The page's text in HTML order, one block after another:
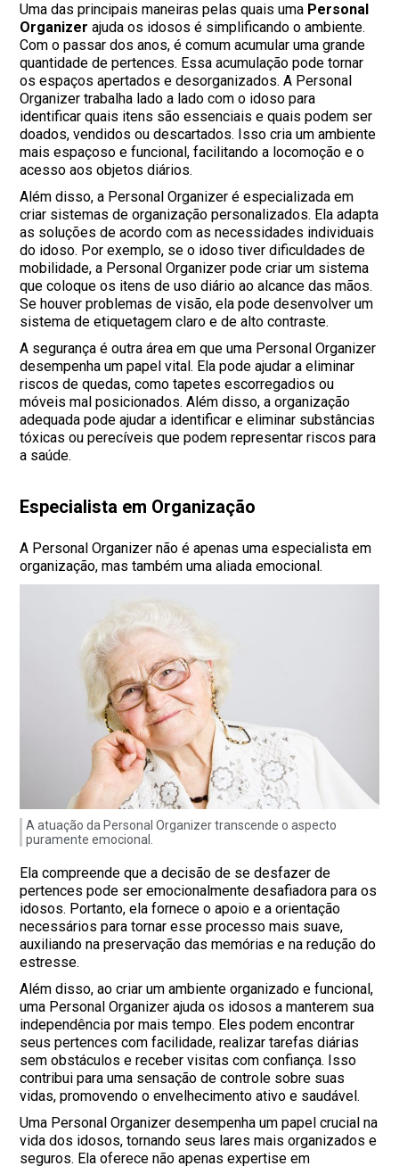
Uma das principais maneiras pelas quais uma Personal
Organizer ajuda os idosos é simplificando o ambiente.
Com o passar dos anos, é comum acumular uma grande
quantidade de pertences. Essa acumulação pode tornar
os espaços apertados e desorganizados. A Personal
Organizer trabalha lado a lado com o idoso para
identificar quais itens são essenciais e quais podem ser
doados, vendidos ou descartados. Isso cria um ambiente
mais espaçoso e funcional, facilitando a locomoção e o
acesso aos objetos diários.
Além disso, a Personal Organizer é especializada em
criar sistemas de organização personalizados. Ela adapta
as soluções de acordo com as necessidades individuais
do idoso. Por exemplo, se o idoso tiver dificuldades de
mobilidade, a Personal Organizer pode criar um sistema
que coloque os itens de uso diário ao alcance das mãos.
Se houver problemas de visão, ela pode desenvolver um
sistema de etiquetagem claro e de alto contraste.
A segurança é outra área em que uma Personal Organizer
desempenha um papel vital. Ela pode ajudar a eliminar
riscos de quedas, como tapetes escorregadios ou
móveis mal posicionados. Além disso, a organização
adequada pode ajudar a identificar e eliminar substâncias
tóxicas ou perecíveis que podem representar riscos para
a saúde.
Especialista em Organização
A Personal Organizer não é apenas uma especialista em
organização, mas também uma aliada emocional.
A atuação da Personal Organizer transcende o aspecto
puramente emocional.
Ela compreende que a decisão de se desfazer de
pertences pode ser emocionalmente desafiadora para os
idosos. Portanto, ela fornece o apoio e a orientação
necessários para tornar esse processo mais suave,
auxiliando na preservação das memórias e na redução do
estresse.
Além disso, ao criar um ambiente organizado e funcional,
uma Personal Organizer ajuda os idosos a manterem sua
independência por mais tempo. Eles podem encontrar
seus pertences com facilidade, realizar tarefas diárias
sem obstáculos e receber visitas com confiança. Isso
contribui para uma sensação de controle sobre suas
vidas, promovendo o envelhecimento ativo e saudável.
Uma Personal Organizer desempenha um papel crucial na
vida dos idosos, tornando seus lares mais organizados e
seguros. Ela oferece não apenas expertise em